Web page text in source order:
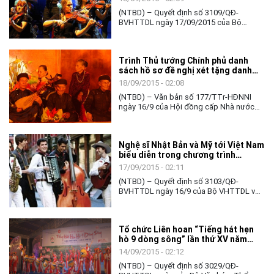
(NTBD) – Quyết định số 3109/QĐ-
BVHTTDL ngày 17/09/2015 của Bộ
Trình Thủ tướng Chính phủ danh
sách hồ sơ đề nghị xét tặng danh
hiệu “Nghệ nhân ưu tú” trong lĩnh
vực DSVHPVT lần thứ Nhất – năm
2015
18/09/2015 - 02:08
(NTBD) – Văn bản số 177/TTr-HĐNNI
ngày 16/9 của Hội đồng cấp Nhà nước
Chính phủ danh sách 617 hồ sơ đủ điều
kiện đề nghị xét tặng danh hiệu “Nghệ
nhân ưu tú”.
Nghệ sĩ Nhật Bản và Mỹ tới Việt Nam
biểu diễn trong chương trình
“Thành phố thế giới trong tay bạn”
17/09/2015 - 02:11
(NTBD) – Quyết định số 3103/QĐ-
BVHTTDL ngày 16/9 của Bộ VHTTDL về
tay bạn”.
Tổ chức Liên hoan “Tiếng hát hẹn
hò 9 dòng sông” lần thứ XV năm
2015”
14/09/2015 - 02:12
(NTBD) – Quyết định số 3029/QĐ-